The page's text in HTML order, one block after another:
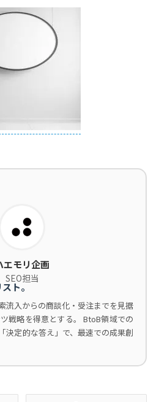
エモリ企画
SEO担当
ト。
流入からの商談化・受注までを見据
戦略を得意とする。 BtoB領域での
決定的な答え」で、最速での成果創